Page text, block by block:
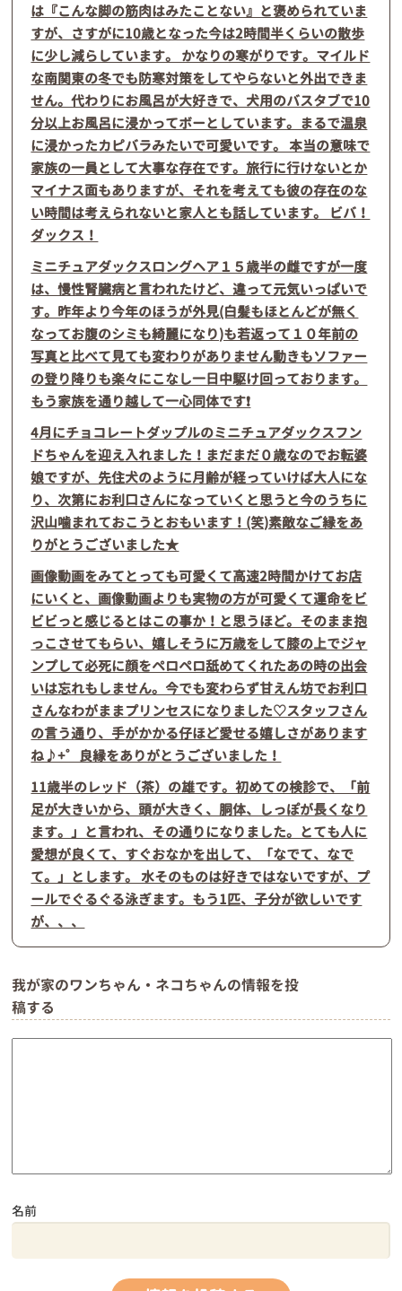
は『こんな脚の筋肉はみたことない』と褒められていま
すが、さすがに10歳となった今は2時間半くらいの散歩
に少し減らしています。 かなりの寒がりです。マイルド
な南関東の冬でも防寒対策をしてやらないと外出できま
せん。代わりにお風呂が大好きで、犬用のバスタブで10
分以上お風呂に浸かってボーとしています。まるで温泉
に浸かったカピバラみたいで可愛いです。 本当の意味で
家族の一員として大事な存在です。旅行に行けないとか
マイナス面もありますが、それを考えても彼の存在のな
い時間は考えられないと家人とも話しています。 ビバ！
ダックス！
ミニチュアダックスロングヘア１５歳半の雌ですが一度
は、慢性腎臓病と言われたけど、違って元気いっぱいで
す。昨年より今年のほうが外見(白髪もほとんどが無く
なってお腹のシミも綺麗になり)も若返って１０年前の
写真と比べて見ても変わりがありません動きもソファー
の登り降りも楽々にこなし一日中駆け回っております。
もう家族を通り越して一心同体です❗️
4月にチョコレートダップルのミニチュアダックスフン
ドちゃんを迎え入れました！まだまだ０歳なのでお転婆
娘ですが、先住犬のように月齢が経っていけば大人にな
り、次第にお利口さんになっていくと思うと今のうちに
沢山噛まれておこうとおもいます！(笑)素敵なご縁をあ
りがとうございました★
画像動画をみてとっても可愛くて高速2時間かけてお店
にいくと、画像動画よりも実物の方が可愛くて運命をビ
ビビっと感じるとはこの事か！と思うほど。そのまま抱
っこさせてもらい、嬉しそうに万歳をして膝の上でジャ
ンプして必死に顔をペロペロ舐めてくれたあの時の出会
いは忘れもしません。今でも変わらず甘えん坊でお利口
さんなわがままプリンセスになりました♡スタッフさん
の言う通り、手がかかる仔ほど愛せる嬉しさがあります
ね♪+゜良縁をありがとうございました！
11歳半のレッド（茶）の雄です。初めての検診で、「前
足が大きいから、頭が大きく、胴体、しっぽが長くなり
ます。」と言われ、その通りになりました。とても人に
愛想が良くて、すぐおなかを出して、「なでて、なで
て。」とします。 水そのものは好きではないですが、プ
ールでぐるぐる泳ぎます。もう1匹、子分が欲しいです
が、、、
我が家のワンちゃん・ネコちゃんの情報を投
稿する
名前